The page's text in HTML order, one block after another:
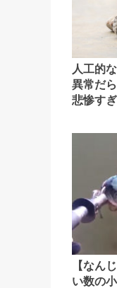
人工的
異常だ
悲惨すぎ
【なん
い数の